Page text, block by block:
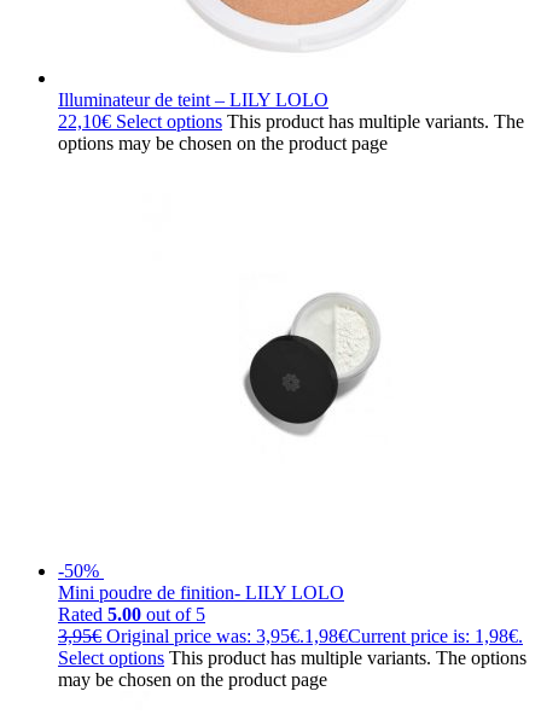
Illuminateur de teint – LILY LOLO
22,10€ Select options This product has multiple variants. The
options may be chosen on the product page
-50%
Mini poudre de finition- LILY LOLO
Rated 5.00 out of 5
3,95€ Original price was: 3,95€.1,98€Current price is: 1,98€.
Select options This product has multiple variants. The options
may be chosen on the product page